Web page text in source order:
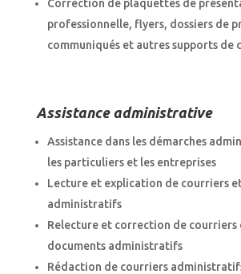
Correction de plaquettes de
professionnelle, flyers, dossiers de
communiqués et autres supports de
Assistance administrative
Assistance dans les démarches
les particuliers et les entreprises
Lecture et explication de courriers
administratifs
Relecture et correction de courriers
documents administratifs
Rédaction de courriers